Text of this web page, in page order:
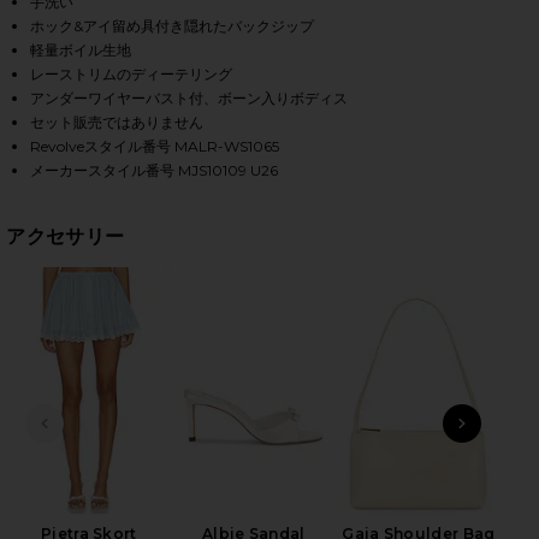
PIETRA BRA TOP IN BLUE MULTI STRIPE ON
PIETRA BRA TOP IN BLUE MULTI STRIPE ON
PIETRA BRA TOP IN BLUE MULTI STRIPE ON
ホック&アイ留め具付き隠れたバックジップ
軽量ボイル生地
レーストリムのディーテリング
アンダーワイヤーバスト付、ボーン入りボディス
セット販売ではありません
Revolveスタイル番号 MALR-WS1065
メーカースタイル番号 MJS10109 U26
アクセサリー
前のスライド
Pietra Skort
Albie Sandal
Gaia Shoulder Bag